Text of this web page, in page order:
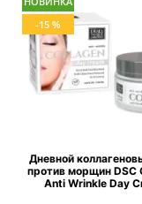
-15 %
Дневной
против морщин DSC
Anti Wrinkle Day